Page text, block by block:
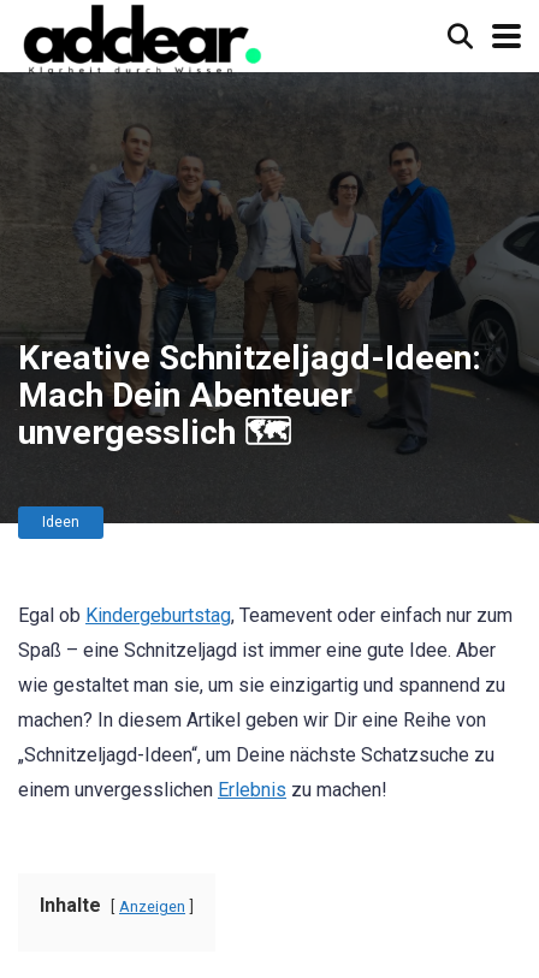
Kreative Schnitzeljagd-Ideen:
Mach Dein Abenteuer
unvergesslich 🗺️
Ideen
Egal ob Kindergeburtstag, Teamevent oder einfach nur zum
Spaß – eine Schnitzeljagd ist immer eine gute Idee. Aber
wie gestaltet man sie, um sie einzigartig und spannend zu
machen? In diesem Artikel geben wir Dir eine Reihe von
„Schnitzeljagd-Ideen“, um Deine nächste Schatzsuche zu
einem unvergesslichen Erlebnis zu machen!
Inhalte Anzeigen